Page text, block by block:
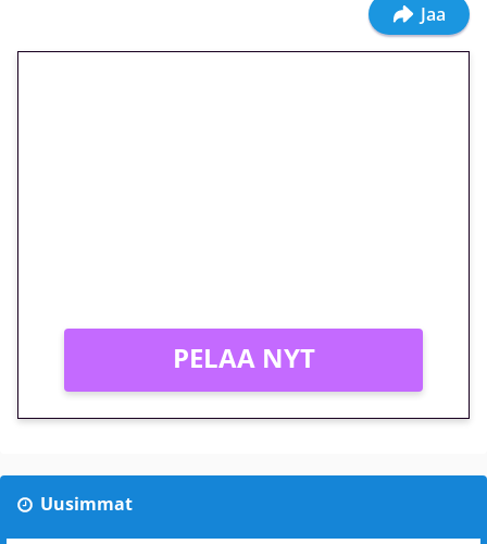
Jaa
PELAA NYT
Uusimmat